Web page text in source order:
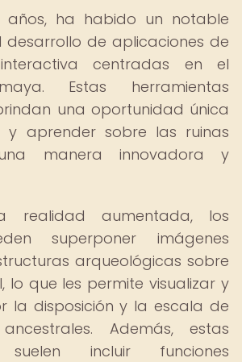
años, ha habido un notable
desarrollo de aplicaciones de
centradas en el
Estas herramientas
una oportunidad única
y aprender sobre las ruinas
manera innovadora y
realidad aumentada, los
superponer imágenes
arqueológicas sobre
lo que les permite visualizar y
la disposición y la escala de
Además, estas
suelen incluir funciones